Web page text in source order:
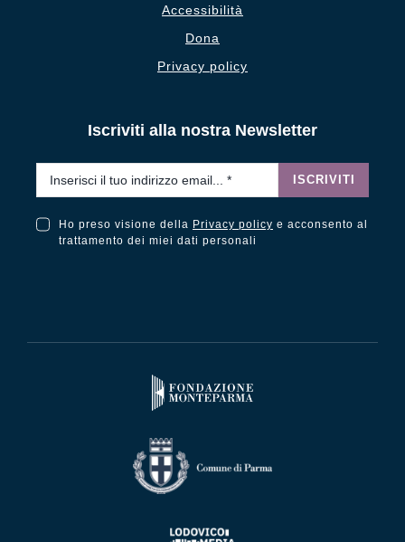
Accessibilità
Dona
Privacy policy
Iscriviti alla nostra Newsletter
ISCRIVITI
Ho preso visione della Privacy policy e acconsento al
trattamento dei miei dati personali